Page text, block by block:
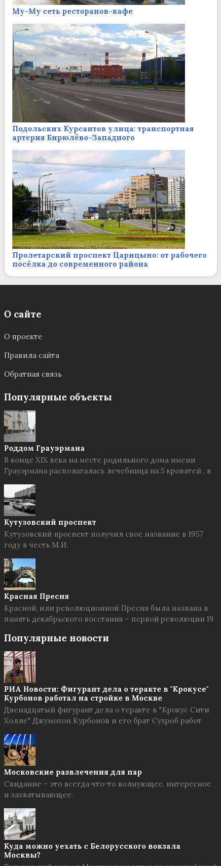
Му-Му сеть ресторанов-кафе
Подольских Курсантов улица: транспортная
артерия Бирюлёво-Западного
Пролетарский проспект Царицыно: от рабочего
посёлка до современного района
О сайте
О проекте
Правила сайта
Обратная связь
Популярные объекты
Роддом Грауэрмана
В конце XIX века на месте родильного дома имени
Грауэрмана располагалась лечебница на 5 кроватей , в
Кутузовский проспект
Кутузовский проспект получил свое название в 1957
году в честь М.И.
Красная Пресня
Красной, или революционной Пресня была названа в
память декабрьского восстания – первой революции 19
Популярные новости
РИА Новости: Фигурант дела о теракте в "Крокусе"
Курбонов работал на стройке в Москве
Двенадцатый фигурант дела о теракте в "Крокус Сити
Холле" Джумохон Курбонов и его брат Сухроб работ
Московские развлечения для пар
Свидание – это всегда что-то волнующее, интересное
и захватывающее.
Куда можно уехать с Белорусского вокзала
Москвы?